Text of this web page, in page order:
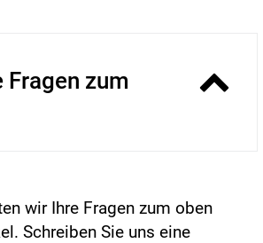
Fragen zum
wir Ihre Fragen zum oben
Schreiben Sie uns eine